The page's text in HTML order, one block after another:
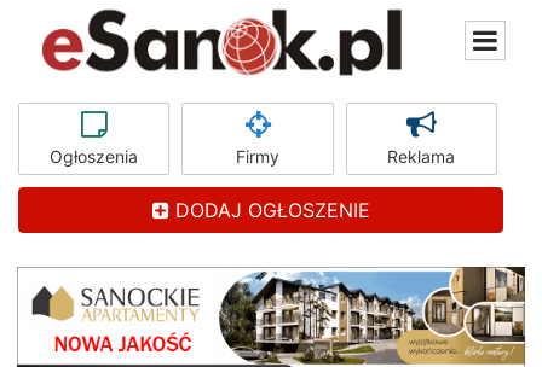
Ogłoszenia Firmy Reklama
DODAJ OGŁOSZENIE